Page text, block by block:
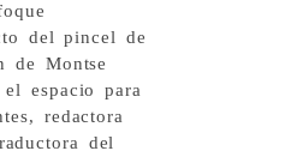
del pincel de
de Montse
espacio para
redactora
del